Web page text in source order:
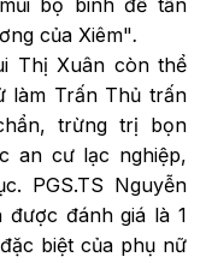
bộ binh để tấn
của Xiêm".
Thị Xuân còn thể
làm Trấn Thủ trấn
trừng trị bọn
an cư lạc nghiệp,
PGS.TS Nguyễn
được đánh giá là 1
biệt của phụ nữ